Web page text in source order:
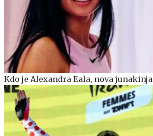
Kdo je Alexandra Eala, nova